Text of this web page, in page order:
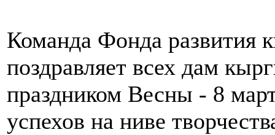
Команда Фонда развития
поздравляет всех дам
праздником Весны - 8
успехов на ниве